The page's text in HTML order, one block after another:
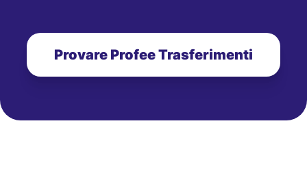
Provare Profee Trasferimenti